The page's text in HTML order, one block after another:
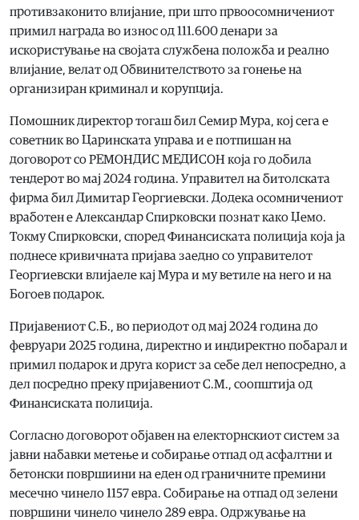
противзаконито влијание, при што првоосомничениот
примил награда во износ од 111.600 денари за
искористување на својата службена положба и реално
влијание, велат од Обвинителството за гонење на
организиран криминал и корупција.
Помошник директор тогаш бил Семир Мура, кој сега е
советник во Царинската управа и е потпишан на
договорот со РЕМОНДИС МЕДИСОН која го добила
тендерот во мај 2024 година. Управител на битолската
фирма бил Димитар Георгиевски. Додека осомничениот
вработен е Александар Спирковски познат како Џемо.
Токму Спирковски, според Финансиската полиција која ја
поднесе кривичната пријава заедно со управителот
Георгиевски влијаеле кај Мура и му ветиле на него и на
Богоев подарок.
Пријавениот С.Б., во периодот од мај 2024 година до
февруари 2025 година, директно и индиректно побарал и
примил подарок и друга корист за себе дел непосредно, а
дел посредно преку пријавениот С.М., соопштија од
Финансиската полиција.
Согласно договорот објавен на електорнскиот систем за
јавни набавки метење и собирање отпад од асфалтни и
бетонски површиини на еден од граничните премини
месечно чинело 1157 евра. Собирање на отпад од зелени
површини чинело чинело 289 евра. Одржување на